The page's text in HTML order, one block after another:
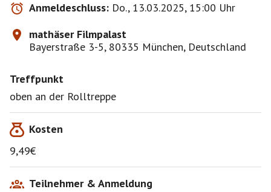
Dauer: 142 Minuten
Und wie immer, jeder geht auf eigene Gefahr mit. Das
Event dient dem reinen Privatvergnügen und ist nur
Anmeldeschluss: Do., 13.03.2025, 15:00 Uhr
mathäser Filmpalast
Bayerstraße 3-5, 80335 München, Deutschland
Treffpunkt
oben an der Rolltreppe
Kosten
9,49€
Teilnehmer & Anmeldung